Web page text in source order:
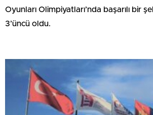
Oyunları Olimpiyatları’nda başarılı bir
3’üncü oldu.